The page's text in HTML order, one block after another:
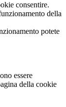
consentire.
della
potete
essere
della cookie